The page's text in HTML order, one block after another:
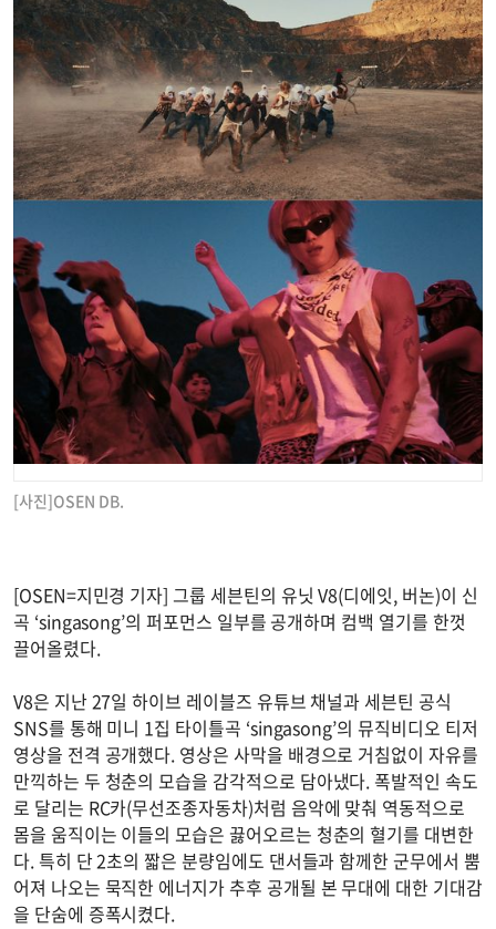
[사진]OSEN DB.
[OSEN=지민경 기자] 그룹 세븐틴의 유닛 V8(디에잇, 버논)이 신
곡 ‘singasong’의 퍼포먼스 일부를 공개하며 컴백 열기를 한껏
끌어올렸다.
V8은 지난 27일 하이브 레이블즈 유튜브 채널과 세븐틴 공식
SNS를 통해 미니 1집 타이틀곡 ‘singasong’의 뮤직비디오 티저
영상을 전격 공개했다. 영상은 사막을 배경으로 거침없이 자유를
만끽하는 두 청춘의 모습을 감각적으로 담아냈다. 폭발적인 속도
로 달리는 RC카(무선조종자동차)처럼 음악에 맞춰 역동적으로
몸을 움직이는 이들의 모습은 끓어오르는 청춘의 혈기를 대변한
다. 특히 단 2초의 짧은 분량임에도 댄서들과 함께한 군무에서 뿜
어져 나오는 묵직한 에너지가 추후 공개될 본 무대에 대한 기대감
을 단숨에 증폭시켰다.